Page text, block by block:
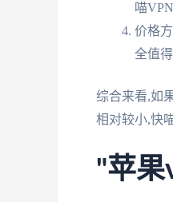
喵
价格
全值得
综合来看,如
相对较小,快
"苹果